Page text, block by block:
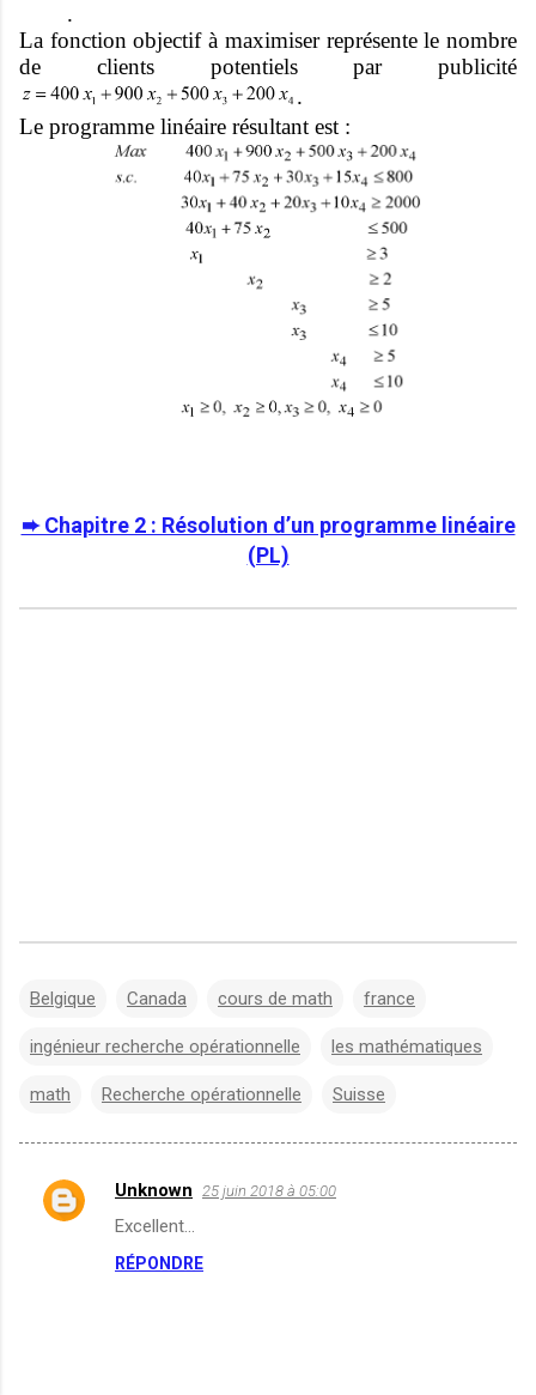
.
La fonction objectif à maximiser représente le nombre
de clients potentiels par publicité
.
Le programme linéaire résultant est :
➨ Chapitre 2 : Résolution d’un programme linéaire
(PL)
Belgique Canada cours de math france
ingénieur recherche opérationnelle les mathématiques
math Recherche opérationnelle Suisse
C
Unknown 25 juin 2018 à 05:00
Excellent...
RÉPONDRE